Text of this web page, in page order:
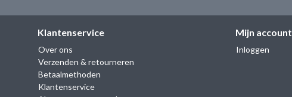
Klantenservice
Over ons
Verzenden & retourneren
Betaalmethoden
Klantenservice
Mijn account
Inloggen